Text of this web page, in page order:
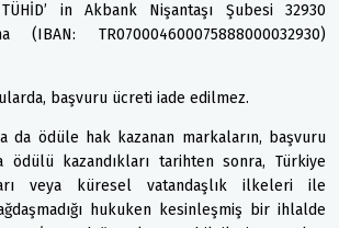
in Akbank Nişantaşı Şubesi 32930
(IBAN: TR070004600075888000032930)
başvuru ücreti iade edilmez.
da ödüle hak kazanan markaların, başvuru
ödülü kazandıkları tarihten sonra, Türkiye
veya küresel vatandaşlık ilkeleri ile
hukuken kesinleşmiş bir ihlalde